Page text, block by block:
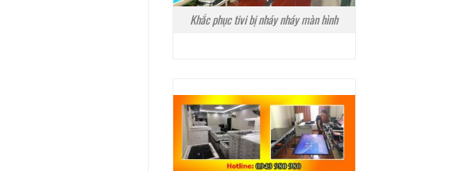
Khắc phục tivi bị nháy nháy màn hình